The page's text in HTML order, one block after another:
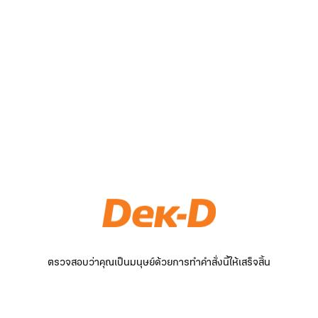
ตรวจสอบว่าคุณเป็นมนุษย์ด้วยการทำคำสั่งนี้ให้เสร็จสิ้น